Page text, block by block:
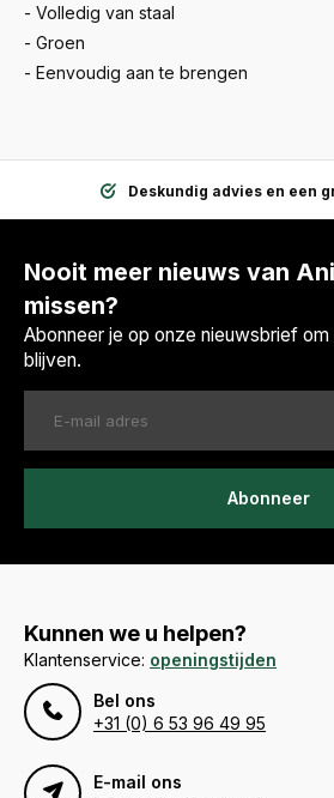
- Volledig van staal
- Groen
- Eenvoudig aan te brengen
Deskundig advies en een
Nooit meer nieuws van
missen?
Abonneer je op onze nieuwsbrief
blijven.
Abonneer
Kunnen we u helpen?
Klantenservice: openingstijden
Bel ons
+31 (0) 6 53 96 49 95
E-mail ons